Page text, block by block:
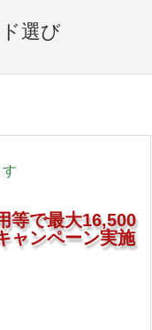



等で最大16,500
ャンペーン実施